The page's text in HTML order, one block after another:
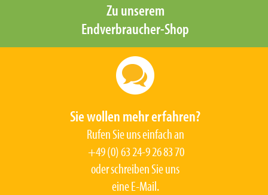
Zu unserem
Endverbraucher-Shop
Sie wollen mehr erfahren?
Rufen Sie uns einfach an
+49 (0) 63 24-9 26 83 70
oder schreiben Sie uns
eineE-Mail.